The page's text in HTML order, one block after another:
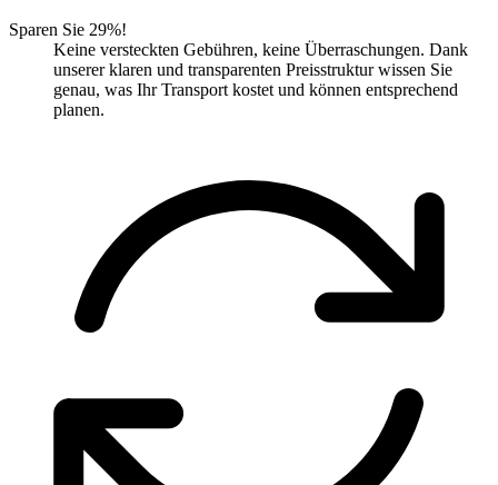
Sparen Sie 29%!
Keine versteckten Gebühren, keine Überraschungen. Dank
unserer klaren und transparenten Preisstruktur wissen Sie
genau, was Ihr Transport kostet und können entsprechend
planen.